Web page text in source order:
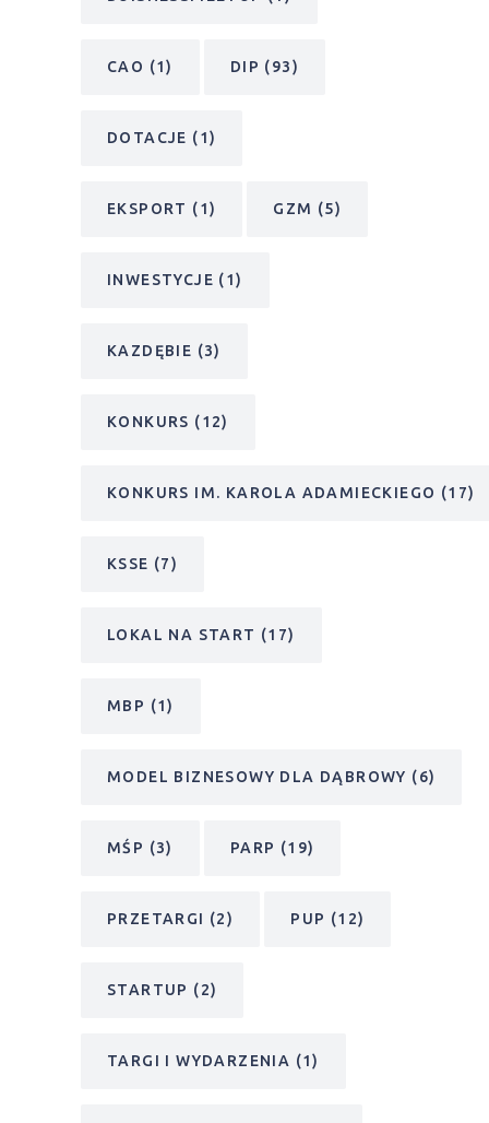
CAO (1) DIP (93)
DOTACJE (1)
EKSPORT (1) GZM (5)
INWESTYCJE (1)
KAZDĘBIE (3)
KONKURS (12)
KONKURS IM. KAROLA ADAMIECKIEGO (17)
KSSE (7)
LOKAL NA START (17)
MBP (1)
MODEL BIZNESOWY DLA DĄBROWY (6)
MŚP (3) PARP (19)
PRZETARGI (2) PUP (12)
STARTUP (2)
TARGI I WYDARZENIA (1)